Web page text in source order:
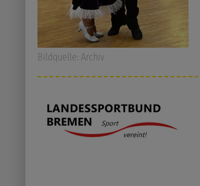
Bildquelle: Archiv